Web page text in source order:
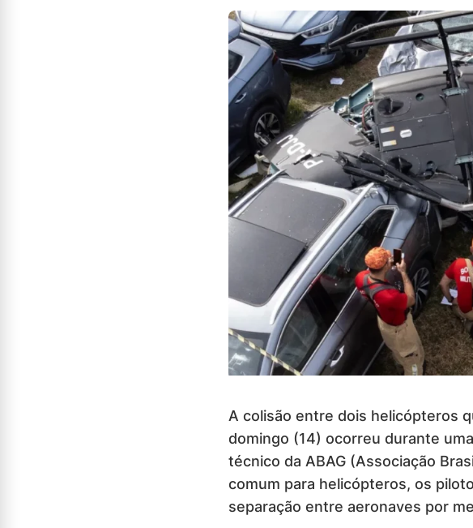
A colisão entre dois helicópteros
domingo (14) ocorreu durante
técnico da ABAG (Associação
comum para helicópteros, os
separação entre aeronaves por